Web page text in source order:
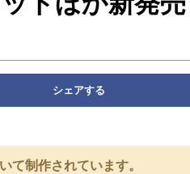
シェアする
て制作されています。